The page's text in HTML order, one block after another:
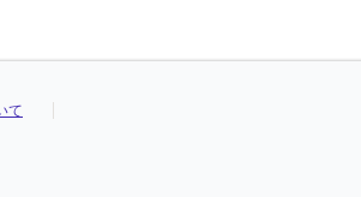
て